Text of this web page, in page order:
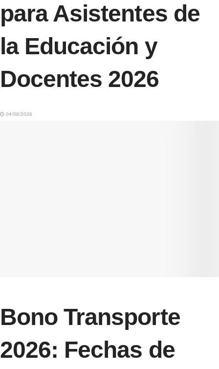
para Asistentes de
la Educación y
Docentes 2026
04/08/2026
Bono Transporte
2026: Fechas de